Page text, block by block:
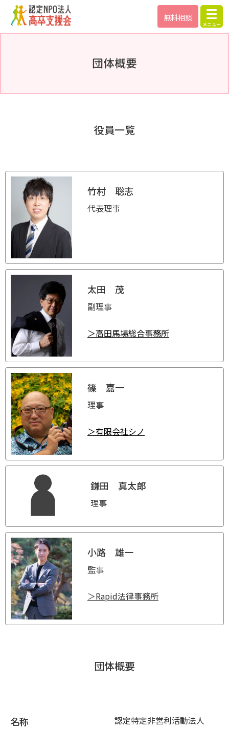
無料相談
団体概要
役員一覧
竹村 聡志
代表理事
太田 茂
副理事
＞高田馬場総合事務所
篠 嘉一
理事
＞有限会社シノ
鎌田 真太郎
理事
小路 雄一
監事
＞Rapid法律事務所
団体概要
名称
認定特定非営利活動法人